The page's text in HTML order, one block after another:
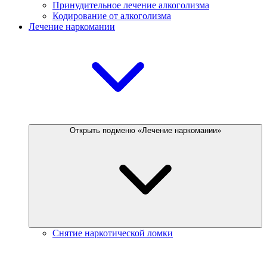
Принудительное лечение алкоголизма
Кодирование от алкоголизма
Лечение наркомании
Открыть подменю «Лечение наркомании»
Снятие наркотической ломки